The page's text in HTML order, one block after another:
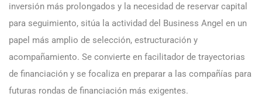
inversión más prolongados y la necesidad de reservar capital
para seguimiento, sitúa la actividad del Business Angel en un
papel más amplio de selección, estructuración y
acompañamiento. Se convierte en facilitador de trayectorias
de financiación y se focaliza en preparar a las compañías para
futuras rondas de financiación más exigentes.